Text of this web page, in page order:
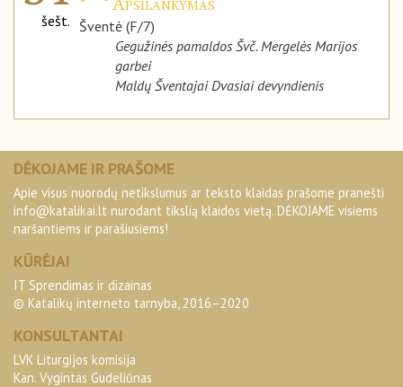
šešt. Šventė (F/7)
Gegužinės pamaldos Švč. Mergelės Marijos
garbei
Maldų Šventajai Dvasiai devyndienis
DĖKOJAME IR PRAŠOME
Apie visus nuorodų netikslumus ar teksto klaidas prašome pranešti
info@katalikai.lt nurodant tikslią klaidos vietą. DĖKOJAME visiems
naršantiems ir parašiusiems!
KŪRĖJAI
IT Sprendimas ir dizainas
© Katalikų interneto tarnyba, 2016–2020
KONSULTANTAI
LVK Liturgijos komisija
Kan. Vygintas Gudeliūnas